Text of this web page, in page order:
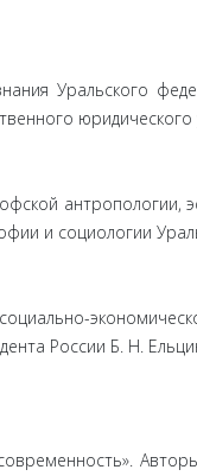
Уральского
юридического
антропологии,
и социологии
России Б. Н.